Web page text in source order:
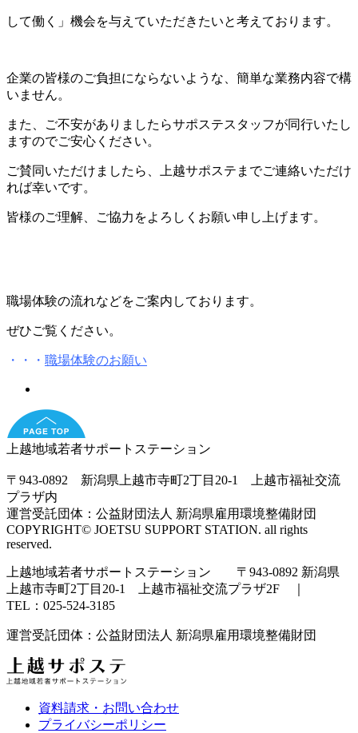
して働く」機会を与えていただきたいと考えております。
企業の皆様のご負担にならないような、簡単な業務内容で構
いません。
また、ご不安がありましたらサポステスタッフが同行いたし
ますのでご安心ください。
ご賛同いただけましたら、上越サポステまでご連絡いただけ
れば幸いです。
皆様のご理解、ご協力をよろしくお願い申し上げます。
職場体験の流れなどをご案内しております。
ぜひご覧ください。
・・・ 職場体験のお願い
上越地域若者サポートステーション
〒943-0892 新潟県上越市寺町2丁目20-1 上越市福祉交流
プラザ内
運営受託団体：公益財団法人 新潟県雇用環境整備財団
COPYRIGHT© JOETSU SUPPORT STATION. all rights
reserved.
上越地域若者サポートステーション 〒943-0892 新潟県
上越市寺町2丁目20-1 上越市福祉交流プラザ2F ｜
TEL：025-524-3185
運営受託団体：公益財団法人 新潟県雇用環境整備財団
資料請求・お問い合わせ
プライバシーポリシー